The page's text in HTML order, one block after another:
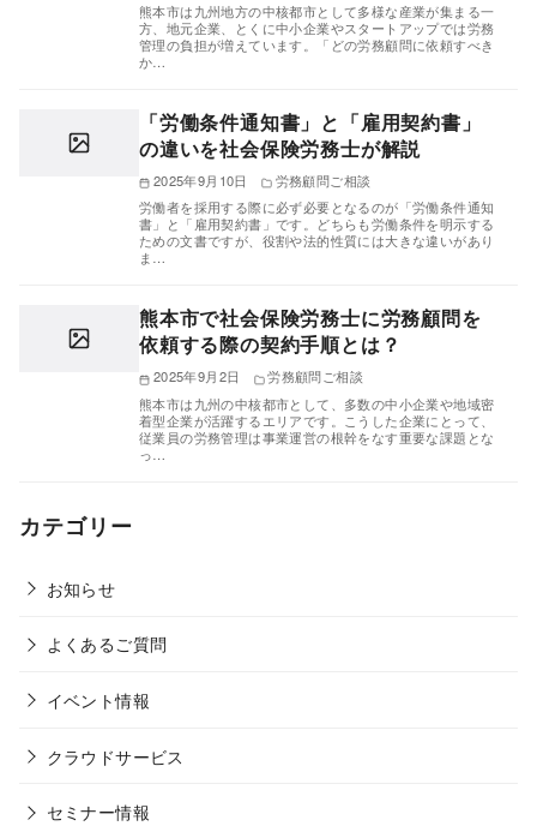
熊本市は九州地方の中核都市として多様な産業が集まる一
方、地元企業、とくに中小企業やスタートアップでは労務
管理の負担が増えています。「どの労務顧問に依頼すべき
か…
「労働条件通知書」と「雇用契約書」
の違いを社会保険労務士が解説
2025年9月10日
労務顧問ご相談
労働者を採用する際に必ず必要となるのが「労働条件通知
書」と「雇用契約書」です。どちらも労働条件を明示する
ための文書ですが、役割や法的性質には大きな違いがあり
ま…
熊本市で社会保険労務士に労務顧問を
依頼する際の契約手順とは？
2025年9月2日
労務顧問ご相談
熊本市は九州の中核都市として、多数の中小企業や地域密
着型企業が活躍するエリアです。こうした企業にとって、
従業員の労務管理は事業運営の根幹をなす重要な課題とな
っ…
カテゴリー
お知らせ
よくあるご質問
イベント情報
クラウドサービス
セミナー情報